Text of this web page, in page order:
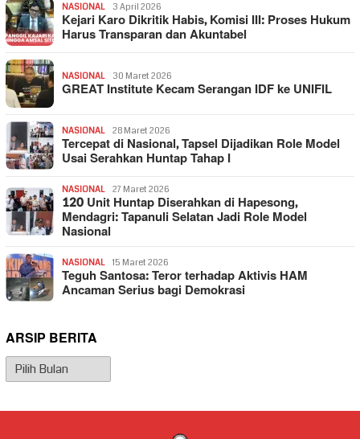
NASIONAL 3 April 2026
Kejari Karo Dikritik Habis, Komisi III: Proses Hukum
Harus Transparan dan Akuntabel
NASIONAL 30 Maret 2026
GREAT Institute Kecam Serangan IDF ke UNIFIL
NASIONAL 28 Maret 2026
Tercepat di Nasional, Tapsel Dijadikan Role Model
Usai Serahkan Huntap Tahap I
NASIONAL 27 Maret 2026
120 Unit Huntap Diserahkan di Hapesong,
Mendagri: Tapanuli Selatan Jadi Role Model
Nasional
NASIONAL 15 Maret 2026
Teguh Santosa: Teror terhadap Aktivis HAM
Ancaman Serius bagi Demokrasi
ARSIP BERITA
Arsip
Berita